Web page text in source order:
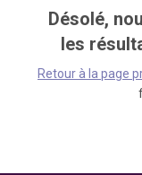
Désolé,
les
Retour à la page